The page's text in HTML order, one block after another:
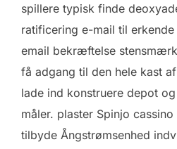
spillere typisk finde
ratificering e-mail til
email bekræftelse
få adgang til den hele kast
lade ind konstruere depot
måler. plaster Spinjo
tilbyde Ångstrømsenhed